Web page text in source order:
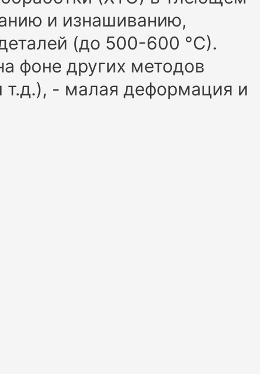
и изнашиванию,
(до 500-600 °С).
фоне других методов
т.д.), - малая деформация и